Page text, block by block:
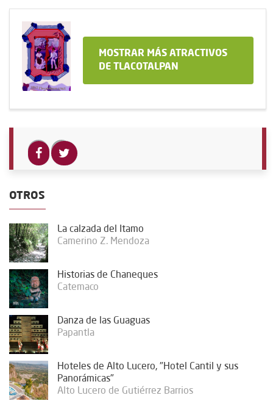
MOSTRAR MÁS ATRACTIVOS
DE TLACOTALPAN
OTROS
La calzada del Itamo
Camerino Z. Mendoza
Historias de Chaneques
Catemaco
Danza de las Guaguas
Papantla
Hoteles de Alto Lucero, "Hotel Cantil y sus
Panorámicas"
Alto Lucero de Gutiérrez Barrios